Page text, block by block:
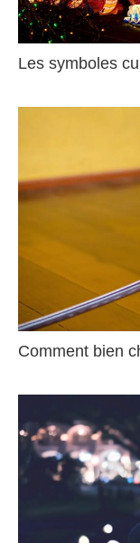
Les symboles
Comment bien